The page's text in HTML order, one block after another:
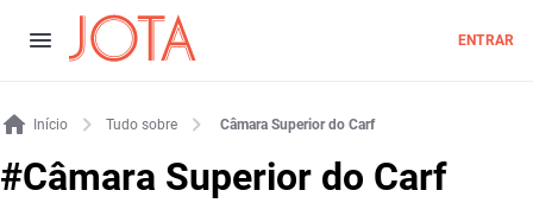
ENTRAR
Início Tudo sobre Câmara Superior do Carf
#Câmara Superior do Carf